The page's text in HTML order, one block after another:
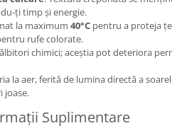
ți timp și energie.
la maximum 40°C pentru a proteja
rufe colorate.
chimici; aceștia pot deteriora
la aer, ferită de lumina directă a
joase.
Suplimentare